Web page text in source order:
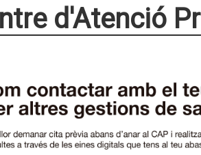
d'Atenció